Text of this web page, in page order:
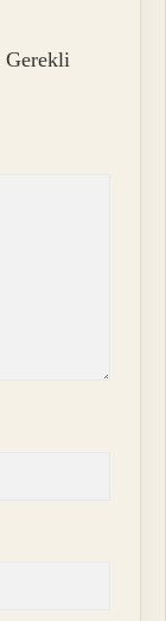
Gerekli